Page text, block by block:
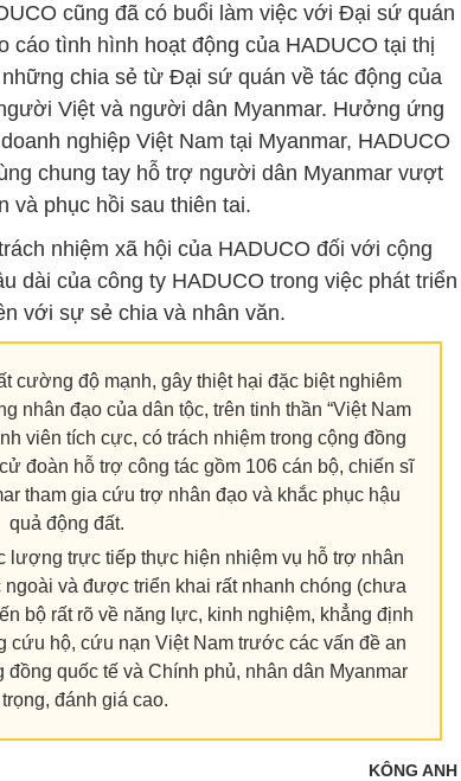
cũng đã có buổi làm việc với Đại sứ quán
cáo tình hình hoạt động của HADUCO tại thị
chia sẻ từ Đại sứ quán về tác động của
Việt và người dân Myanmar. Hưởng ứng
nghiệp Việt Nam tại Myanmar, HADUCO
chung tay hỗ trợ người dân Myanmar vượt
và phục hồi sau thiên tai.
nhiệm xã hội của HADUCO đối với cộng
dài của công ty HADUCO trong việc phát triển
với sự sẻ chia và nhân văn.
cường độ mạnh, gây thiệt hại đặc biệt nghiêm
nhân đạo của dân tộc, trên tinh thần “Việt Nam
viên tích cực, có trách nhiệm trong cộng đồng
đoàn hỗ trợ công tác gồm 106 cán bộ, chiến sĩ
tham gia cứu trợ nhân đạo và khắc phục hậu
quả động đất.
trực tiếp thực hiện nhiệm vụ hỗ trợ nhân
và được triển khai rất nhanh chóng (chưa
bộ rất rõ về năng lực, kinh nghiệm, khẳng định
cứu hộ, cứu nạn Việt Nam trước các vấn đề an
quốc tế và Chính phủ, nhân dân Myanmar
đánh giá cao.
KÔNG ANH